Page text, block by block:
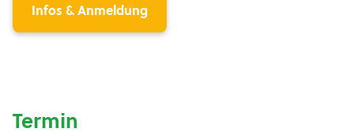
Infos & Anmeldung
Termin